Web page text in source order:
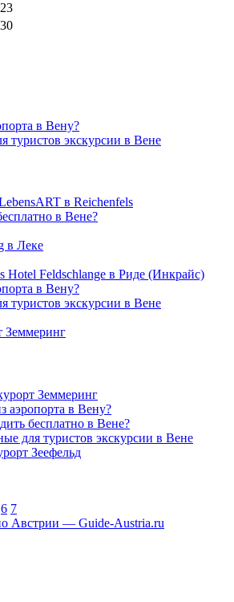
23
30
в Вену?
туристов экскурсии в Вене
в Reichenfels
в Вене?
в Леке
Hotel Feldschlange в Риде (Инкрайс)
в Вену?
туристов экскурсии в Вене
Земмеринг
Земмеринг
аэропорта в Вену?
бесплатно в Вене?
для туристов экскурсии в Вене
Зеефельд
6 7
Австрии — Guide-Austria.ru